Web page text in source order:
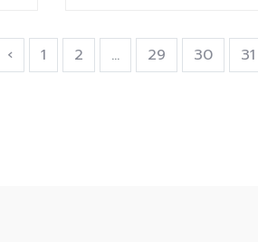
‹ 1 2 ... 29 30 31